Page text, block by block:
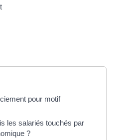
pour motif
les salariés touchés par
?